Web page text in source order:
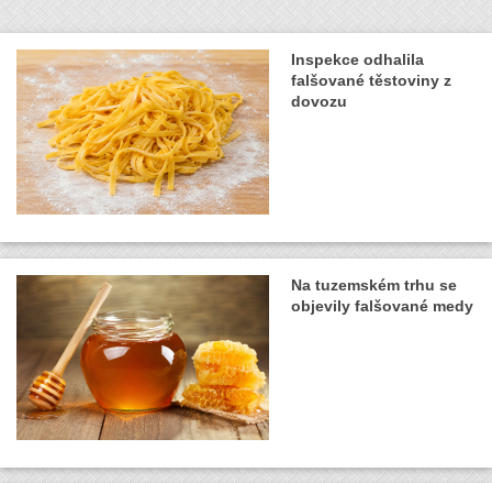
Inspekce odhalila
falšované těstoviny z
dovozu
Na tuzemském trhu se
objevily falšované medy